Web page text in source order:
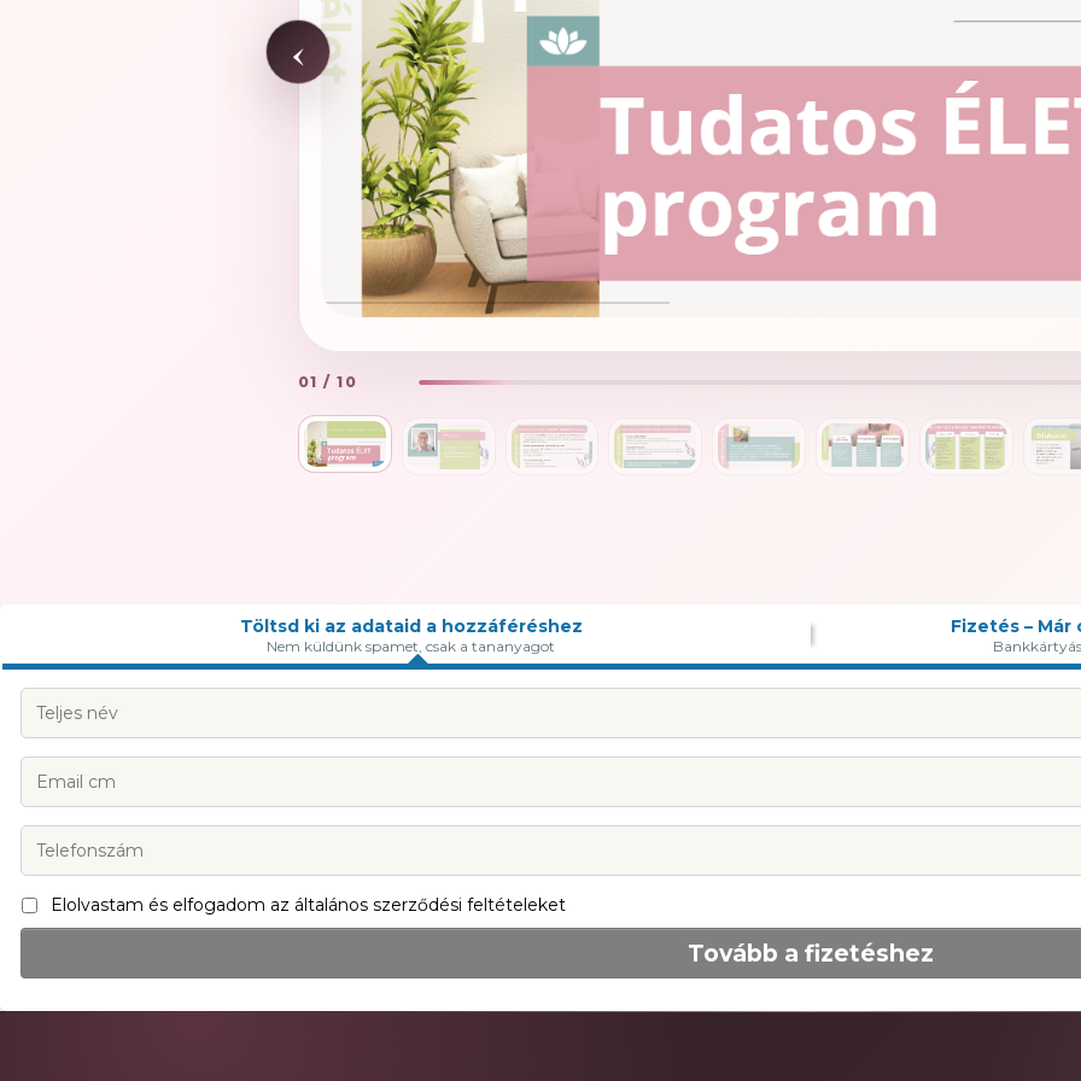
‹
01 / 10
Töltsd ki az adataid a hozzáféréshez
Nem küldünk spamet, csak a tananyagot
Fizetés –
Elolvastam és elfogadom az általános szerződési feltételeket
Tovább a fizetéshez